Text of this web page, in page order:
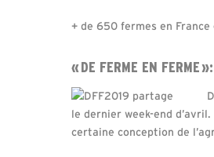
+ de 650 fermes en France
« DE FERME EN FERME
le dernier week-end
certaine conception de